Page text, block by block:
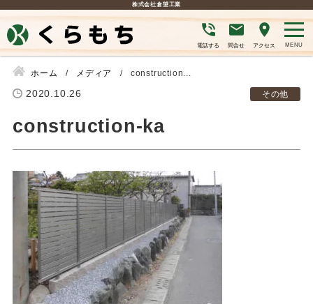
株式会社倉望工業
電話する 問合せ アクセス
ホーム メディア construction...
2020.10.26 その他
construction-ka